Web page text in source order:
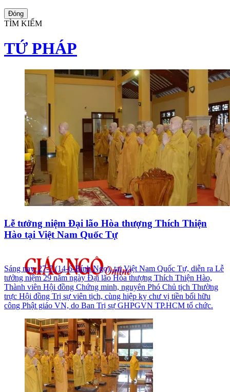
Đóng
TÌM KIẾM
TỨ PHÁP
Lễ tưởng niệm Đại lão Hòa thượng Thích Thiện
Hào tại Việt Nam Quốc Tự
Sáng nay, 27-7 (14-6-Bính Ngọ), tại Việt Nam Quốc Tự, diễn ra Lễ
tưởng niệm 29 năm ngày Đại lão Hòa thượng Thích Thiện Hào,
Thành viên Hội đồng Chứng minh, nguyên Phó Chủ tịch Thường
trực Hội đồng Trị sự viên tịch, cùng hiệp kỵ chư vị tiền bối hữu
công Phật giáo VN, do Ban Trị sự GHPGVN TP.HCM tổ chức.